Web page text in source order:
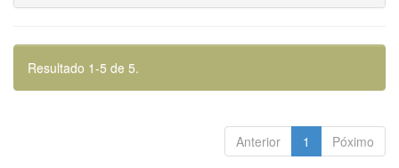
Resultado 1-5 de 5.
Anterior 1 Póximo